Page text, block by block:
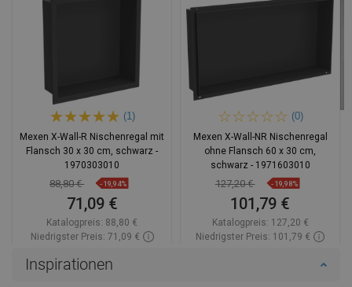
(1)
Mexen X-Wall-R Nischenregal mit
Flansch 30 x 30 cm, schwarz -
1970303010
88,80 € -19,94%
71,09 €
Katalogpreis: 88,80 €
Niedrigster Preis: 71,09 €
(0)
Mexen X-Wall-NR Nischenregal
ohne Flansch 60 x 30 cm,
schwarz - 1971603010
127,20 € -19,98%
101,79 €
Katalogpreis: 127,20 €
Niedrigster Preis: 101,79 €
Inspirationen